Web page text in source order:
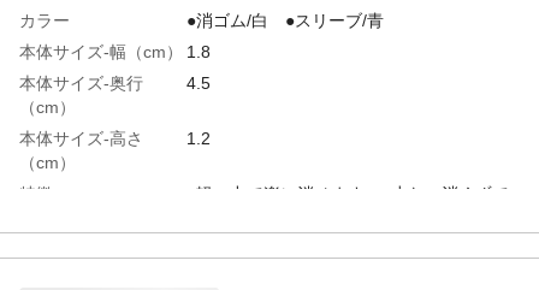
カラー
●消ゴム/白 ●スリーブ/青
本体サイズ-幅（cm）
1.8
本体サイズ-奥行
（cm）
4.5
本体サイズ-高さ
（cm）
1.2
特徴
●軽い力で楽に消せます ●少ない消くずで